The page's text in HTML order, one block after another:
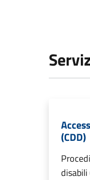
(CDD)
disabili